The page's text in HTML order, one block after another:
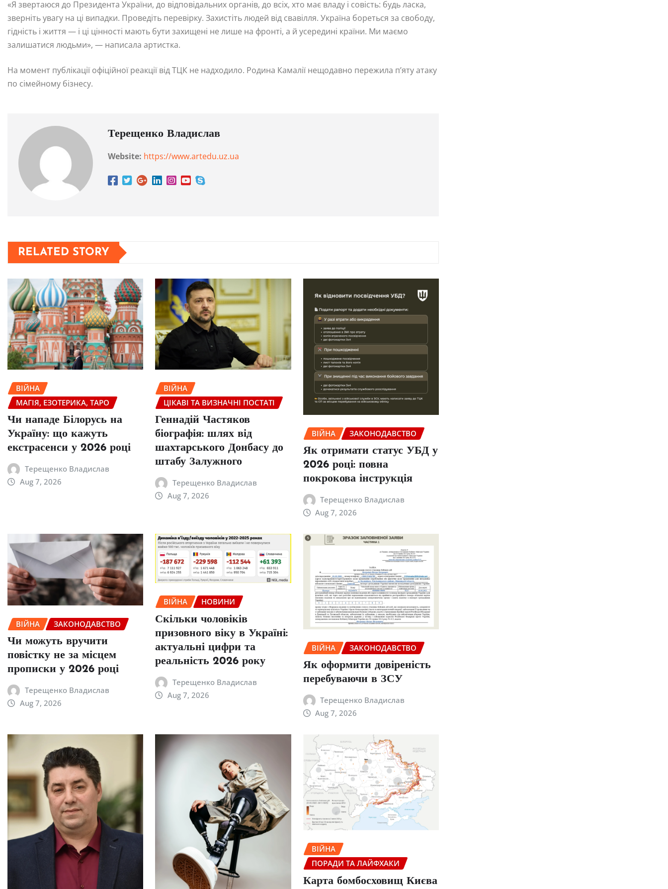
«Я звертаюся до Президента України, до відповідальних органів, до всіх, хто має владу і совість: будь ласка,
зверніть увагу на ці випадки. Проведіть перевірку. Захистіть людей від свавілля. Україна бореться за свободу,
гідність і життя — і ці цінності мають бути захищені не лише на фронті, а й усередині країни. Ми маємо
залишатися людьми», — написала артистка.
На момент публікації офіційної реакції від ТЦК не надходило. Родина Камалії нещодавно пережила п’яту атаку
по сімейному бізнесу.
Терещенко Владислав
Website: https://www.artedu.uz.ua
RELATED STORY
ВІЙНА
МАГІЯ, ЕЗОТЕРИКА, ТАРО
Чи нападе Білорусь на
Україну: що кажуть
екстрасенси у 2026 році
Терещенко Владислав
Aug 7, 2026
ВІЙНА
ЦІКАВІ ТА ВИЗНАЧНІ ПОСТАТІ
Геннадій Частяков
біографія: шлях від
шахтарського Донбасу до
штабу Залужного
Терещенко Владислав
Aug 7, 2026
ВІЙНА ЗАКОНОДАВСТВО
Як отримати статус УБД у
2026 році: повна
покрокова інструкція
Терещенко Владислав
Aug 7, 2026
ВІЙНА ЗАКОНОДАВСТВО
Чи можуть вручити
повістку не за місцем
прописки у 2026 році
Терещенко Владислав
Aug 7, 2026
ВІЙНА НОВИНИ
Скільки чоловіків
призовного віку в Україні:
актуальні цифри та
реальність 2026 року
Терещенко Владислав
Aug 7, 2026
ВІЙНА ЗАКОНОДАВСТВО
Як оформити довіреність
перебуваючи в ЗСУ
Терещенко Владислав
Aug 7, 2026
ВІЙНА
ПОРАДИ ТА ЛАЙФХАКИ
Карта бомбосховищ Києва